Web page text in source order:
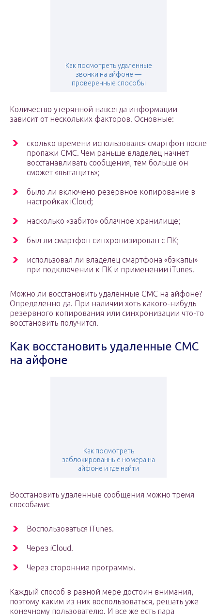
Как посмотреть удаленные
звонки на айфоне —
проверенные способы
Количество утерянной навсегда информации
зависит от нескольких факторов. Основные:
сколько времени использовался смартфон после
пропажи СМС. Чем раньше владелец начнет
восстанавливать сообщения, тем больше он
сможет «вытащить»;
было ли включено резервное копирование в
настройках iCloud;
насколько «забито» облачное хранилище;
был ли смартфон синхронизирован с ПК;
использовал ли владелец смартфона «бэкапы»
при подключении к ПК и применении iTunes.
Можно ли восстановить удаленные СМС на айфоне?
Определенно да. При наличии хоть какого-нибудь
резервного копирования или синхронизации что-то
восстановить получится.
Как восстановить удаленные СМС
на айфоне
Как посмотреть
заблокированные номера на
айфоне и где найти
Восстановить удаленные сообщения можно тремя
способами:
Воспользоваться iTunes.
Через iCloud.
Через сторонние программы.
Каждый способ в равной мере достоин внимания,
поэтому каким из них воспользоваться, решать уже
конечному пользователю. И все же есть пара